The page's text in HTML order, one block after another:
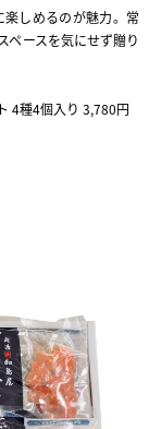
しめるのが魅力。常
ペースを気にせず贈り
4種4個入り 3,780円